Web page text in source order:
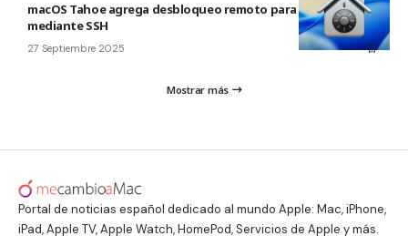
macOS Tahoe agrega desbloqueo remoto para FileVault
mediante SSH
27 Septiembre 2025
Mostrar más
Portal de noticias español dedicado al mundo Apple: Mac, iPhone,
iPad, Apple TV, Apple Watch, HomePod, Servicios de Apple y más.